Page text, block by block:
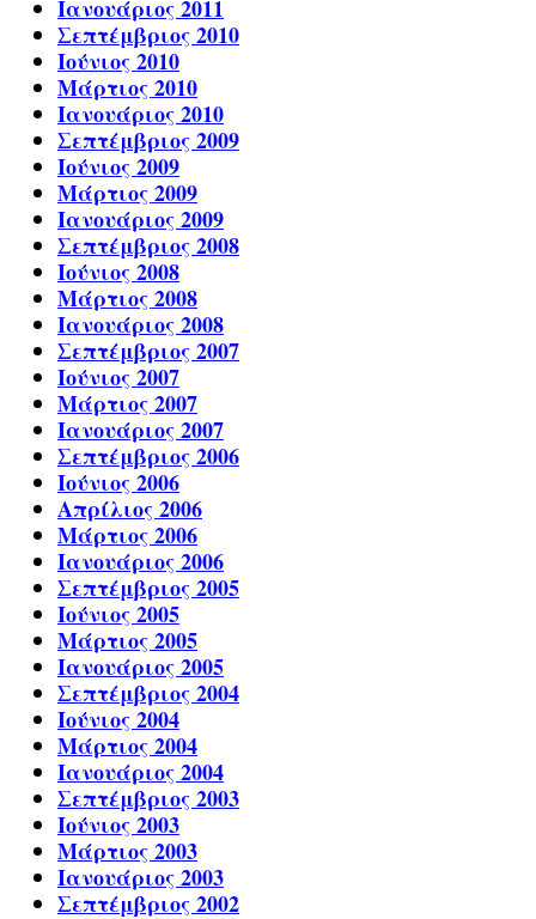
Ιανουάριος 2011
Σεπτέμβριος 2010
Ιούνιος 2010
Μάρτιος 2010
Ιανουάριος 2010
Σεπτέμβριος 2009
Ιούνιος 2009
Μάρτιος 2009
Ιανουάριος 2009
Σεπτέμβριος 2008
Ιούνιος 2008
Μάρτιος 2008
Ιανουάριος 2008
Σεπτέμβριος 2007
Ιούνιος 2007
Μάρτιος 2007
Ιανουάριος 2007
Σεπτέμβριος 2006
Ιούνιος 2006
Απρίλιος 2006
Μάρτιος 2006
Ιανουάριος 2006
Σεπτέμβριος 2005
Ιούνιος 2005
Μάρτιος 2005
Ιανουάριος 2005
Σεπτέμβριος 2004
Ιούνιος 2004
Μάρτιος 2004
Ιανουάριος 2004
Σεπτέμβριος 2003
Ιούνιος 2003
Μάρτιος 2003
Ιανουάριος 2003
Σεπτέμβριος 2002